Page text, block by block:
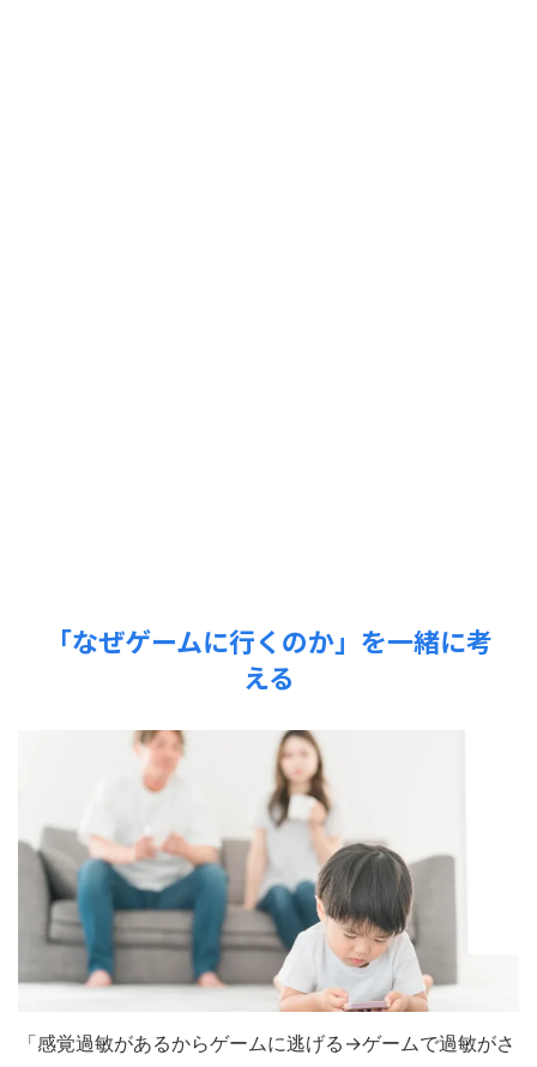
「なぜゲームに行くのか」を一緒に考
える
「感覚過敏があるからゲームに逃げる→ゲームで過敏がさ